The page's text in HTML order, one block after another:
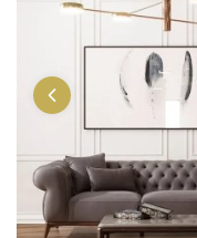
Yemek Odası
Mutfak
Dolap
Antre
Çalışma Odası